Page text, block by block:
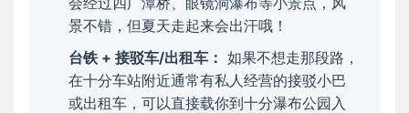
景不错，但夏天走起来会出汗哦！
台铁 + 接驳车/出租车： 如果不想走那段路，
在十分车站附近通常有私人经营的接驳小巴
或出租车，可以直接载你到十分瀑布公园入